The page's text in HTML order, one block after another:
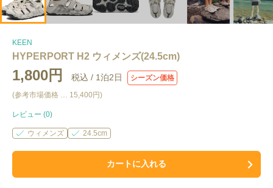
KEEN
HYPERPORT H2 ウィメンズ(24.5cm)
1,800円 税込 / 1泊2日
シーズン価格
(参考市場価格 … 15,400円)
レビュー (0)
ウィメンズ 24.5cm
カートに入れる